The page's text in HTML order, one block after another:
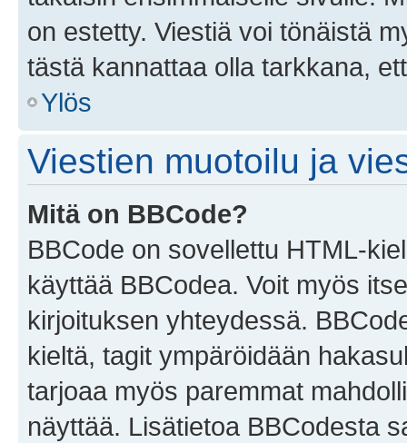
on estetty. Viestiä voi tönäistä
tästä kannattaa olla tarkkana,
Ylös
Viestien muotoilu ja
Mitä on BBCode?
BBCode on sovellettu HTML-
käyttää BBCodea. Voit myös
kirjoituksen yhteydessä.
kieltä, tagit ympäröidään
tarjoaa myös paremmat
näyttää. Lisätietoa BBCodesta